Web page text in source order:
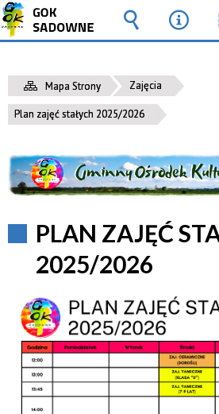
Mapa Strony Zajęcia
Plan zajęć stałych 2025/2026
PLAN ZAJĘĆ
2025/2026